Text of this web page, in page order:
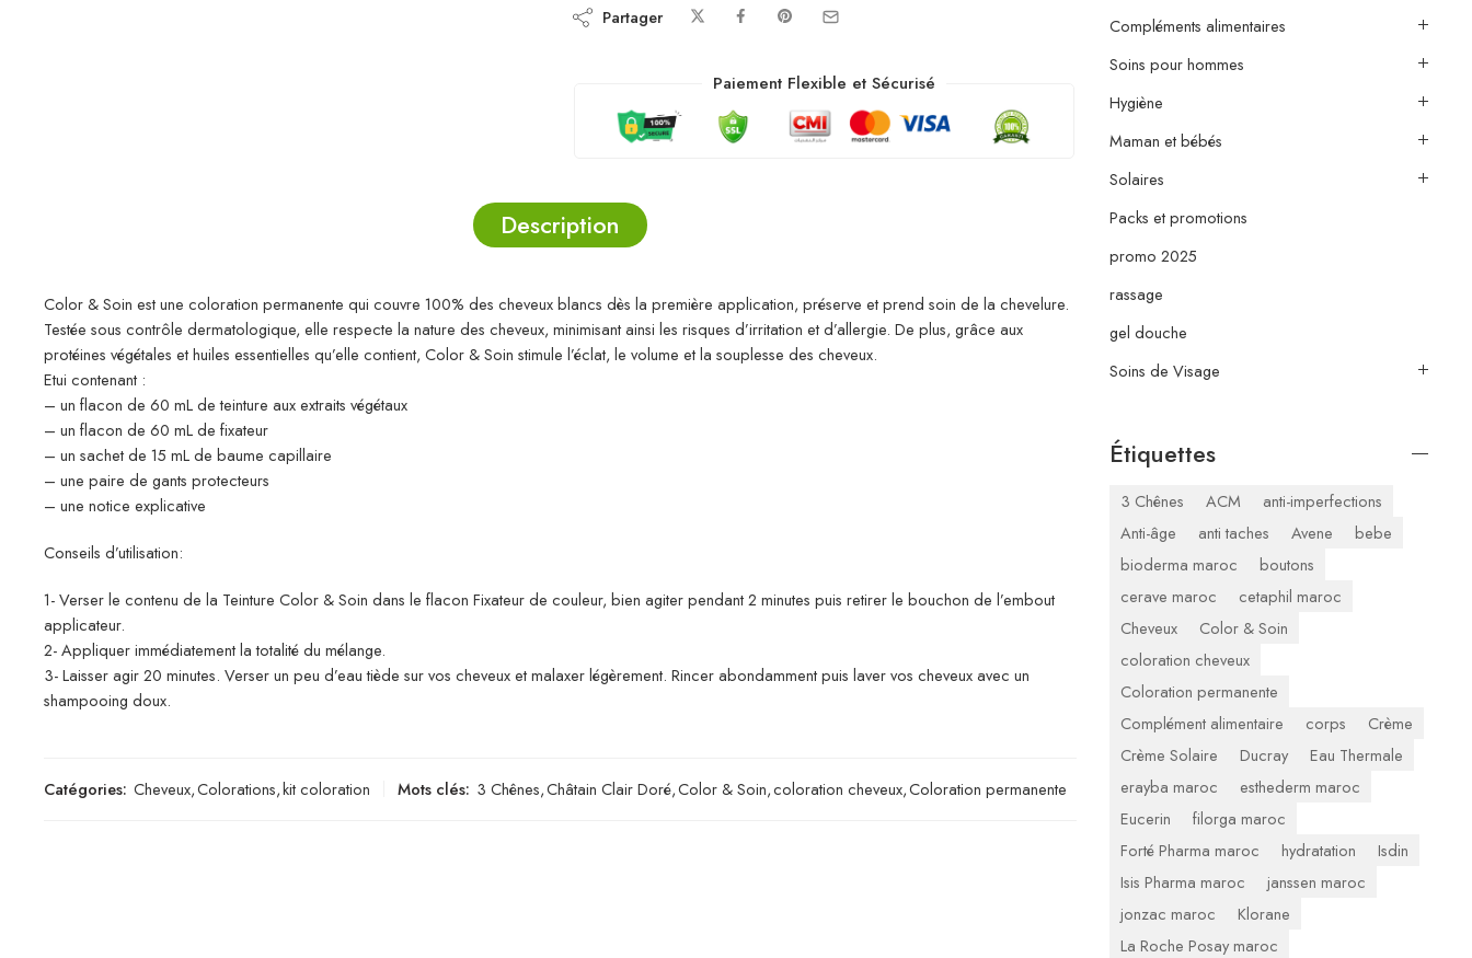
Partager
Paiement Flexible et Sécurisé
Description
Color & Soin est une coloration permanente qui couvre 100% des cheveux blancs dès la première application, préserve et prend soin de la chevelure.
Testée sous contrôle dermatologique, elle respecte la nature des cheveux, minimisant ainsi les risques d’irritation et d’allergie. De plus, grâce aux
protéines végétales et huiles essentielles qu’elle contient, Color & Soin stimule l’éclat, le volume et la souplesse des cheveux.
Etui contenant :
– un flacon de 60 mL de teinture aux extraits végétaux
– un flacon de 60 mL de fixateur
– un sachet de 15 mL de baume capillaire
– une paire de gants protecteurs
– une notice explicative
Conseils d’utilisation:
1- Verser le contenu de la Teinture Color & Soin dans le flacon Fixateur de couleur, bien agiter pendant 2 minutes puis retirer le bouchon de l’embout
applicateur.
2- Appliquer immédiatement la totalité du mélange.
3- Laisser agir 20 minutes. Verser un peu d’eau tiède sur vos cheveux et malaxer légèrement. Rincer abondamment puis laver vos cheveux avec un
shampooing doux.
Catégories: Cheveux,Colorations,kit coloration Mots clés: 3 Chênes,Châtain Clair Doré,Color & Soin,coloration cheveux,Coloration permanente
Compléments alimentaires
Soins pour hommes
Hygiène
Maman et bébés
Solaires
Packs et promotions
promo 2025
rassage
gel douche
Soins de Visage
Étiquettes
3 Chênes ACM
anti-imperfections
Anti-âge
anti taches Avene
bebe
bioderma maroc
boutons
cerave maroc
cetaphil maroc
Cheveux
Color & Soin
coloration cheveux
Coloration permanente
Complément alimentaire
corps
Crème
Crème Solaire
Ducray
Eau Thermale
erayba maroc
esthederm maroc
Eucerin
filorga maroc
Forté Pharma maroc
hydratation
Isdin
Isis Pharma maroc
janssen maroc
jonzac maroc
Klorane
La Roche Posay maroc